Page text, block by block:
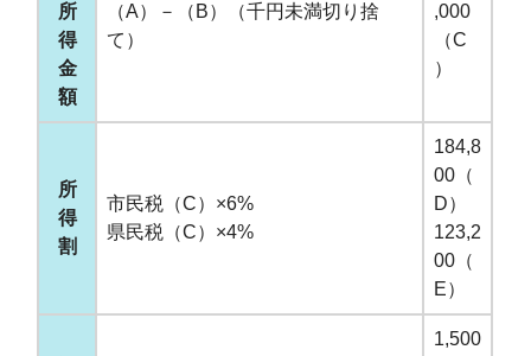
所
得
金
額
（A）－（B）（千円未満切り捨
て）
,000
（C
）
所
得
割
市民税（C）×6%
県民税（C）×4%
184,8
00（
D）
123,2
00（
E）
1,500